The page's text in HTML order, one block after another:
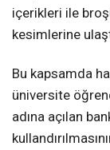
içerikleri ile
kesimlerine
Bu kapsamda
üniversite
adına açılan